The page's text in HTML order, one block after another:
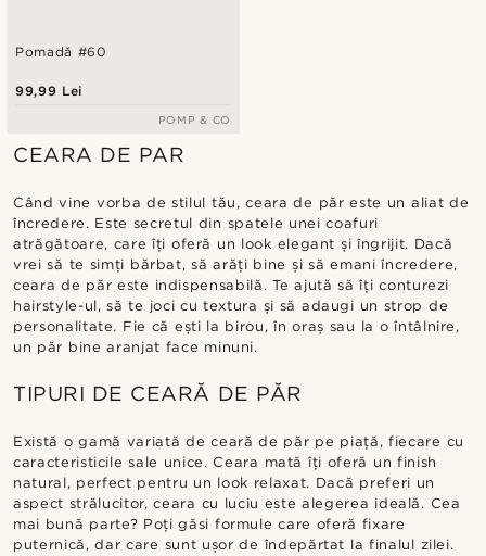
Pomadă #60
99,99 Lei
POMP & CO
CEARA DE PAR
Când vine vorba de stilul tău, ceara de păr este un aliat de
încredere. Este secretul din spatele unei coafuri
atrăgătoare, care îți oferă un look elegant și îngrijit. Dacă
vrei să te simți bărbat, să arăți bine și să emani încredere,
ceara de păr este indispensabilă. Te ajută să îți conturezi
hairstyle-ul, să te joci cu textura și să adaugi un strop de
personalitate. Fie că ești la birou, în oraș sau la o întâlnire,
un păr bine aranjat face minuni.
TIPURI DE CEARĂ DE PĂR
Există o gamă variată de ceară de păr pe piață, fiecare cu
caracteristicile sale unice. Ceara mată îți oferă un finish
natural, perfect pentru un look relaxat. Dacă preferi un
aspect strălucitor, ceara cu luciu este alegerea ideală. Cea
mai bună parte? Poți găsi formule care oferă fixare
puternică, dar care sunt ușor de îndepărtat la finalul zilei.